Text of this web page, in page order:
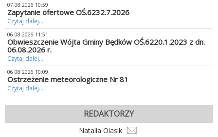
07.08.2026 10:59
Zapytanie ofertowe OŚ.6232.7.2026
Czytaj dalej...
06.08.2026 11:51
Obwieszczenie Wójta Gminy Będków OŚ.6220.1.2023 z dn.
06.08.2026 r.
Czytaj dalej...
06.08.2026 10:09
Ostrzeżenie meteorologiczne Nr 81
Czytaj dalej...
REDAKTORZY
Natalia Olasik